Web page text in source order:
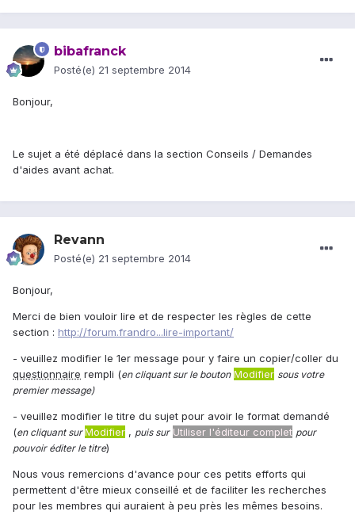
bibafranck
Posté(e) 21 septembre 2014
Bonjour,
Le sujet a été déplacé dans la section Conseils / Demandes
d'aides avant achat.
Revann
Posté(e) 21 septembre 2014
Bonjour,
Merci de bien vouloir lire et de respecter les règles de cette
section : http://forum.frandro...lire-important/
- veuillez modifier le 1er message pour y faire un copier/coller du
questionnaire rempli (en cliquant sur le bouton Modifier sous votre
premier message)
- veuillez modifier le titre du sujet pour avoir le format demandé
(en cliquant surModifier , puis sur Utiliser l'éditeur complet pour
pouvoir éditer le titre)
Nous vous remercions d'avance pour ces petits efforts qui
permettent d'être mieux conseillé et de faciliter les recherches
pour les membres qui auraient à peu près les mêmes besoins.